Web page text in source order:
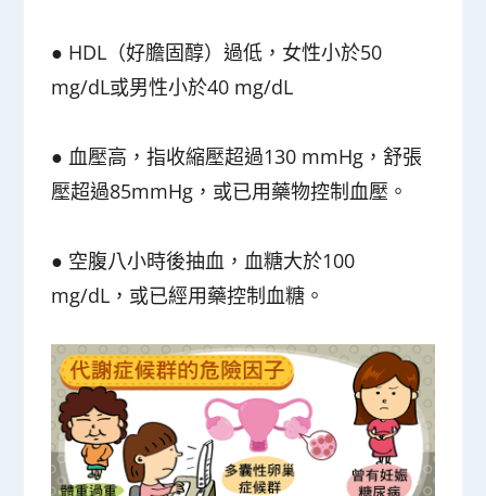
● HDL（好膽固醇）過低，女性小於50
mg/dL或男性小於40 mg/dL
● 血壓高，指收縮壓超過130 mmHg，舒張
壓超過85mmHg，或已用藥物控制血壓。
● 空腹八小時後抽血，血糖大於100
mg/dL，或已經用藥控制血糖。